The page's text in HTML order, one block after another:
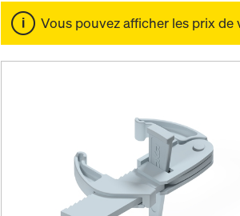
Vous pouvez afficher les prix